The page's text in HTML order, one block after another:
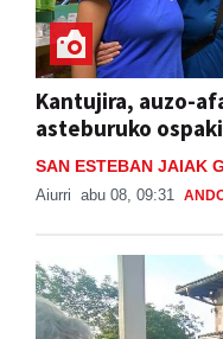
Kantujira, auzo-
asteburuko
SAN ESTEBAN JAIAK
Aiurri abu 08, 09:31